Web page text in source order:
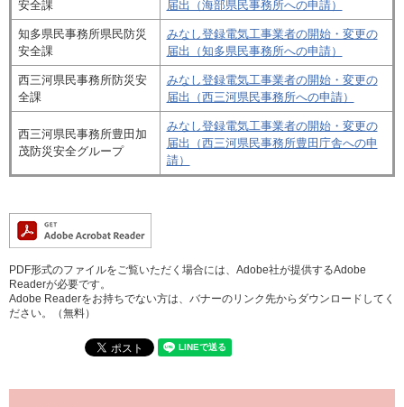
安全課
届出（海部県民事務所への申請）
知多県民事務所県民防災
安全課
みなし登録電気工事業者の開始・変更の
届出（知多県民事務所への申請）
西三河県民事務所防災安
全課
みなし登録電気工事業者の開始・変更の
届出（西三河県民事務所への申請）
西三河県民事務所豊田加
茂防災安全グループ
みなし登録電気工事業者の開始・変更の
届出（西三河県民事務所豊田庁舎への申
請）
PDF形式のファイルをご覧いただく場合には、Adobe社が提供するAdobe
Readerが必要です。
Adobe Readerをお持ちでない方は、バナーのリンク先からダウンロードしてく
ださい。（無料）